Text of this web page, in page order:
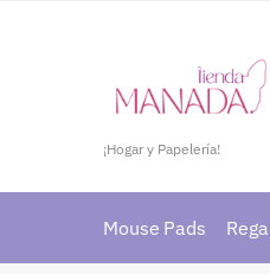
¡Hogar y Papelería!
Mouse Pads